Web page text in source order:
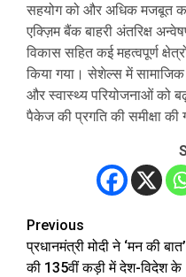
सहयोग को और अधिक मजबूत
एक्ज़िम बैंक बाहरी अंतरिक्ष
विकास सहित कई महत्वपूर्ण
किया गया। सेशेल्स में
और स्वास्थ्य परियोजनाओं को
पैकेज की प्रगति की समीक्षा की
Post
navigation
Previous
प्रधानमंत्री मोदी ने ‘मन की बात’
की 135वीं कड़ी में देश-विदेश के